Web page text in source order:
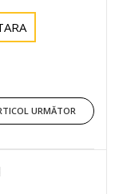
URMĂTOR